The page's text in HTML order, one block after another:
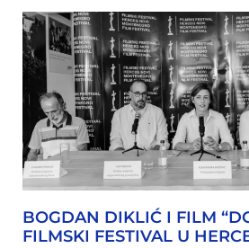
BOGDAN DIKLIĆ I FILM
FILMSKI FESTIVAL U